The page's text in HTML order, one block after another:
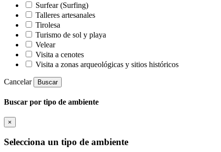
Surfear (Surfing)
Talleres artesanales
Tirolesa
Turismo de sol y playa
Velear
Visita a cenotes
Visita a zonas arqueológicas y sitios históricos
Cancelar Buscar
Buscar por tipo de ambiente
×
Selecciona un tipo de ambiente